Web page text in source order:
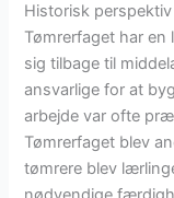
Historisk
Tømrerfaget har
sig tilbage til
ansvarlige for at
arbejde var ofte
Tømrerfaget blev
tømrere blev